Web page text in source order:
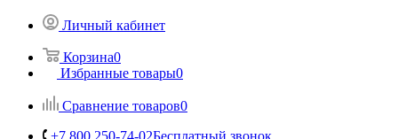
Личный кабинет
Корзина0
Избранные товары0
Сравнение товаров0
+7 800 250-74-02Бесплатный звонок